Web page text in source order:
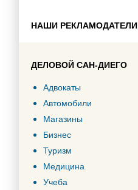
НАШИ РЕКЛАМОДАТЕЛИ
ДЕЛОВОЙ САН-ДИЕГО
Адвокаты
Автомобили
Магазины
Бизнес
Туризм
Медицина
Учеба